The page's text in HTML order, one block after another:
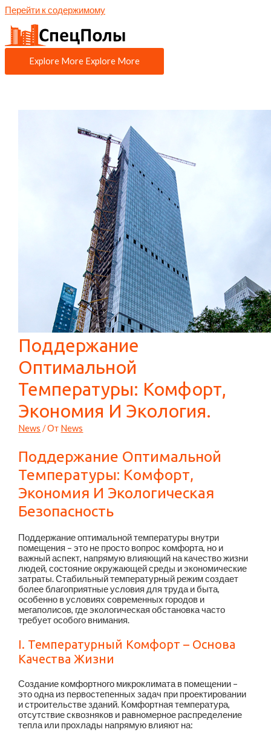
Перейти к содержимому
Explore More Explore More
Поддержание
Оптимальной
Температуры: Комфорт,
Экономия И Экология.
News / От News
Поддержание Оптимальной
Температуры: Комфорт,
Экономия И Экологическая
Безопасность
Поддержание оптимальной температуры внутри
помещения – это не просто вопрос комфорта, но и
важный аспект, напрямую влияющий на качество жизни
людей, состояние окружающей среды и экономические
затраты. Стабильный температурный режим создает
более благоприятные условия для труда и быта,
особенно в условиях современных городов и
мегаполисов, где экологическая обстановка часто
требует особого внимания.
I. Температурный Комфорт – Основа
Качества Жизни
Создание комфортного микроклимата в помещении –
это одна из первостепенных задач при проектировании
и строительстве зданий. Комфортная температура,
отсутствие сквозняков и равномерное распределение
тепла или прохлады напрямую влияют на: